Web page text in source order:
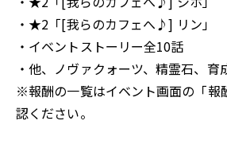
・★2「[我らのカフェへ♪] リン」
・イベントストーリー全10話
・他、ノヴァクォーツ、精霊石、育
※報酬の一覧はイベント画面の「報
認ください。